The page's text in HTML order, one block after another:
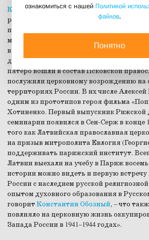
Константин Обозныйна секции
рассказал о латвийских студентах Свято-
православного богословского института
межвоенный период. Многие из них
выдающимися священнослужителями и
двое – Эммануил Есенский и Иван Харун
пятеро вошли в состав Псковской
послужили церковному возрождению на
территориях России. В их числе
одним из прототипов героя фильма
Хотиненко. Первый выпускник Рижской
семинарии появился в Сен-Серж в конце
того как Латвийская православная
на призыв митрополита Евлогия
поддерживать парижский институт.
Латвии выехали на учебу в Париж восемь
истории можно видеть и первую
России с наследием русской
опытом духовного образования в
говоритКонстантин Обозный, – что
повлияло на церковную жизнь
Запада России в 1941–1944 годах».
ознакомиться с нашей Политикой
файлов.
Понятно